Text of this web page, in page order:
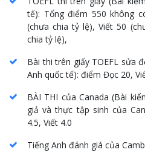
tế): Tổng điểm 550không
(chưa chia tỷ lệ), Viết 50 (
chia tỷ lệ),
Bài thi trên giấy TOEFL sửa
Anh quốc tế): điểm Đọc 20,
BÀI THI của Canada(Bài
giả và thực tập sinh của
4.5, Viết 4.0
Tiếng Anh đánh giá của